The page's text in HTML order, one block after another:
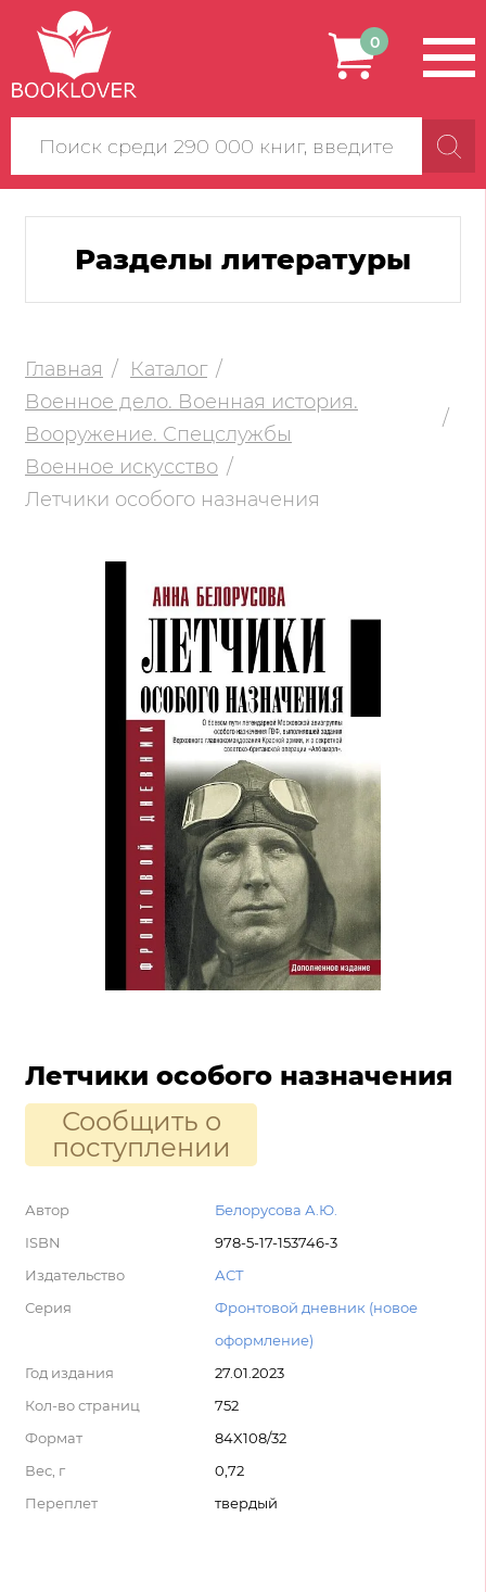
Поиск
по
сайту
0
Разделы литературы
Главная
Каталог
Военное дело. Военная история.
Вооружение. Спецслужбы
Военное искусство
Летчики особого назначения
Летчики особого назначения
Сообщить о
поступлении
Автор
Белорусова А.Ю.
ISBN
978-5-17-153746-3
Издательство
АСТ
Серия
Фронтовой дневник (новое
оформление)
Год издания
27.01.2023
Кол-во страниц
752
Формат
84X108/32
Вес, г
0,72
Переплет
твердый